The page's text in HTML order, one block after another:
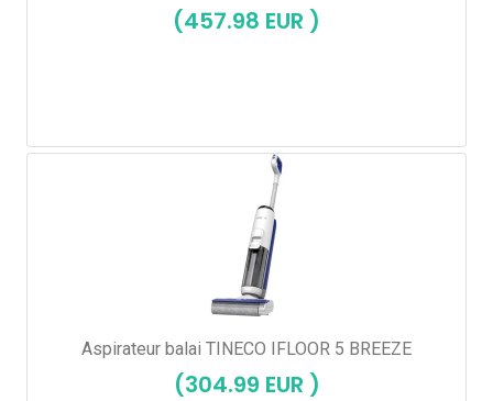
(457.98 EUR )
Aspirateur balai TINECO IFLOOR 5 BREEZE
(304.99 EUR )